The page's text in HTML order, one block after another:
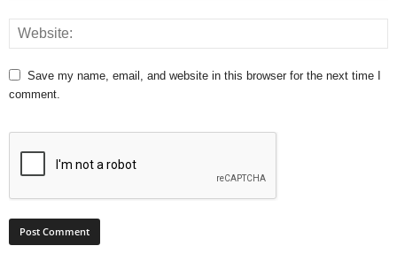
Save my name, email, and website in this browser for the next time I
comment.